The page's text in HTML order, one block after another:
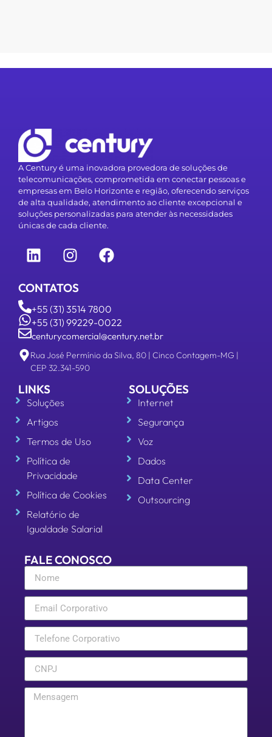
A Century é uma inovadora provedora de soluções de
telecomunicações, comprometida em conectar pessoas e
empresas em Belo Horizonte e região, oferecendo serviços
de alta qualidade, atendimento ao cliente excepcional e
soluções personalizadas para atender às necessidades
únicas de cada cliente.
CONTATOS
+55 (31) 3514 7800
+55 (31) 99229-0022
centurycomercial@century.net.br
Rua José Permínio da Silva, 80 | Cinco Contagem-MG |
CEP 32.341-590
LINKS
Soluções
Artigos
Termos de Uso
Política de
Privacidade
Política de Cookies
Relatório de
Igualdade Salarial
SOLUÇÕES
Internet
Segurança
Voz
Dados
Data Center
Outsourcing
FALE CONOSCO